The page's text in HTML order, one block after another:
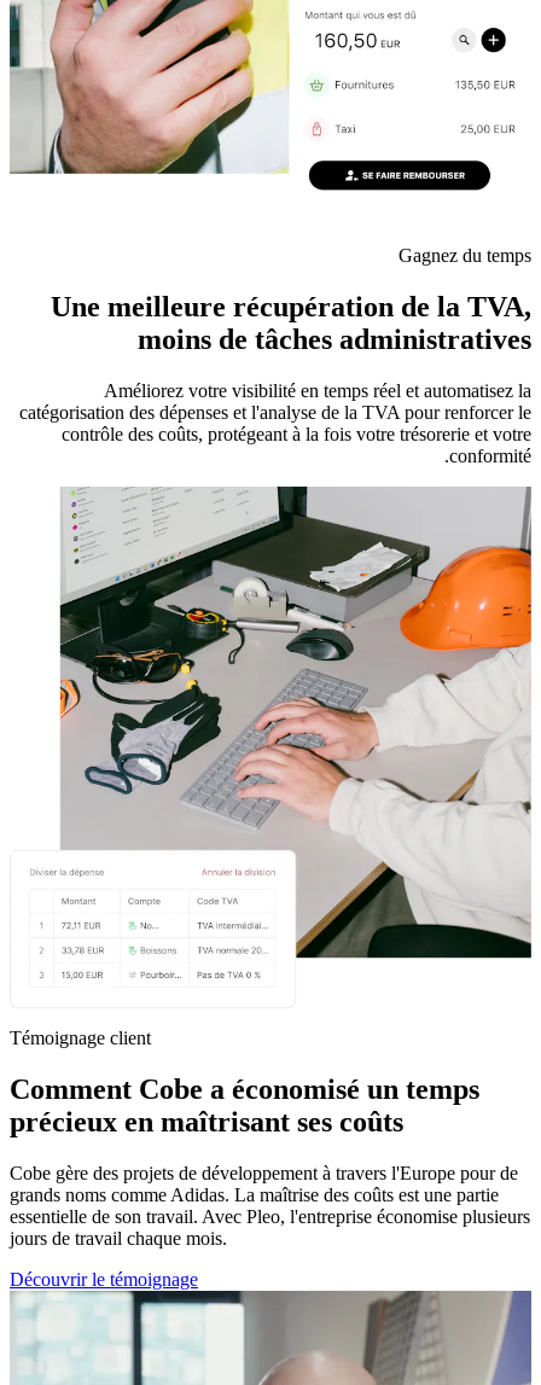
Gagnez du temps
Une meilleure récupération de la TVA,
moins de tâches administratives
Améliorez votre visibilité en temps réel et automatisez la
catégorisation des dépenses et l'analyse de la TVA pour renforcer le
contrôle des coûts, protégeant à la fois votre trésorerie et votre
conformité.
Témoignage client
Comment Cobe a économisé un temps
précieux en maîtrisant ses coûts
Cobe gère des projets de développement à travers l'Europe pour de
grands noms comme Adidas. La maîtrise des coûts est une partie
essentielle de son travail. Avec Pleo, l'entreprise économise plusieurs
jours de travail chaque mois.
Découvrir le témoignage